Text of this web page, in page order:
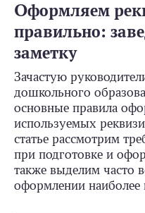
Оформляем
правильно:
заметку
Зачастую
дошкольного
основные правила
используемых
статье рассмотрим
при подготовке и
также выделим часто
оформлении наиболее